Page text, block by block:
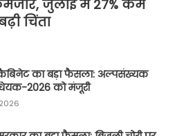
जुलाई में 27% कम
चिंता
कैबिनेट का बड़ा फैसला: अल्पसंख्यक
2026 को मंजूरी